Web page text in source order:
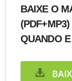
BAIXE O
QUANDO